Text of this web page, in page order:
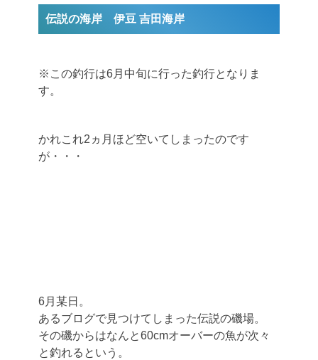
伝説の海岸 伊豆 吉田海岸
※この釣行は6月中旬に行った釣行となりま
す。
かれこれ2ヵ月ほど空いてしまったのです
が・・・
6月某日。
あるブログで見つけてしまった伝説の磯場。
その磯からはなんと60cmオーバーの魚が次々
と釣れるという。